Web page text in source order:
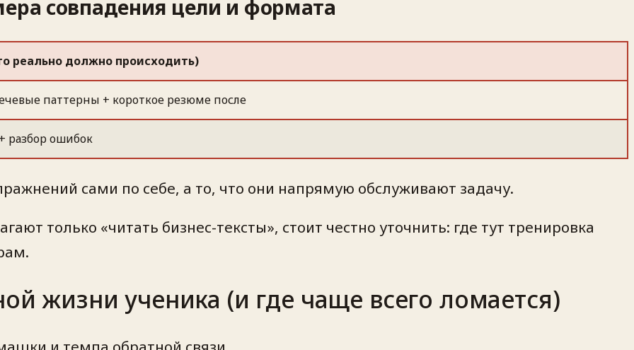
совпадения цели и формата
реально должно происходить)
паттерны + короткое резюме после
разбор ошибок
сами по себе, а то, что они напрямую обслуживают задачу.
только «читать бизнес-тексты», стоит честно уточнить: где тут тренировка
жизни ученика (и где чаще всего ломается)